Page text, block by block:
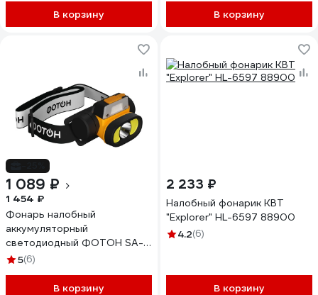
В корзину В корзину
1 089 ₽
1 454 ₽
Фонарь налобный
аккумуляторный
светодиодный ФОТОН SA-
1500S (5W + 3W) 25539
5(6)
В корзину
2 233 ₽
Налобный фонарик КВТ
"Explorer" HL-6597 88900
4.2(6)
В корзину